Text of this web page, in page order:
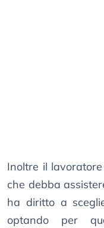
Inoltre il
che debba
ha diritto a
optando per